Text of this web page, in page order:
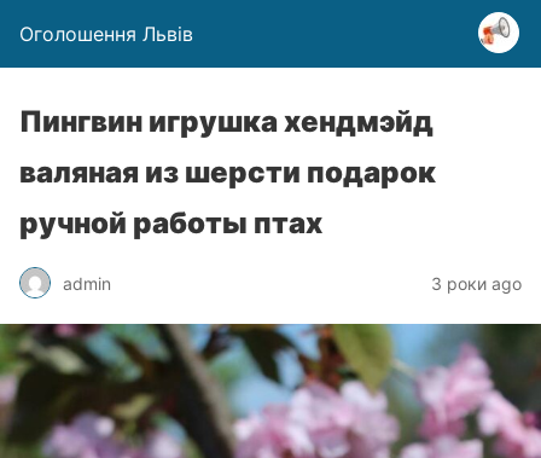
Оголошення Львів
Пингвин игрушка хендмэйд
валяная из шерсти подарок
ручной работы птах
admin 3 роки ago